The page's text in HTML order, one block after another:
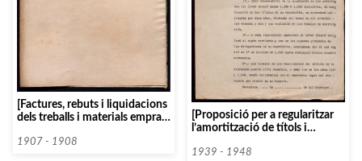
[Factures, rebuts i liquidacions
dels treballs i materials emprats
Juncosa i Tarrida, Joan Vilella i
1907 - 1908
[Proposició per a regularitzar
l’amortització de títols i
l’Orfeó Català]
1939 - 1948